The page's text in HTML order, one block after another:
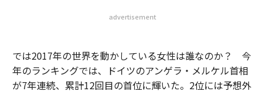
advertisement
では2017年の世界を動かしている女性は誰なのか？ 今
年のランキングでは、ドイツのアンゲラ・メルケル首相
が7年連続、累計12回目の首位に輝いた。2位には予想外